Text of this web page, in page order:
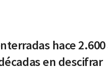
hace
en descifrar